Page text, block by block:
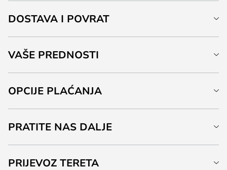
DOSTAVA I POVRAT
VAŠE PREDNOSTI
OPCIJE PLAĆANJA
PRATITE NAS DALJE
PRIJEVOZ TERETA